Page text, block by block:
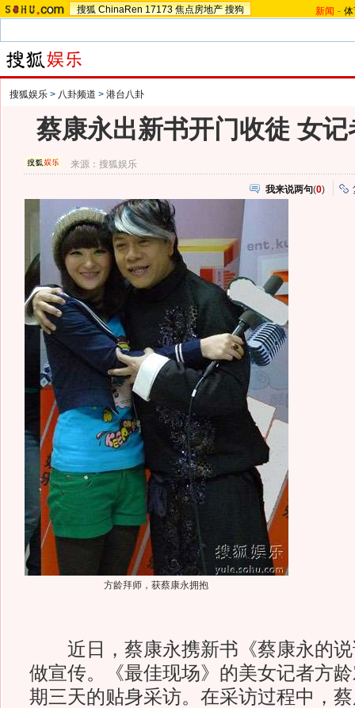
搜狐 ChinaRen 17173 焦点房地产 搜狗 新闻 -
搜狐娱乐 > 八卦频道 > 港台八卦
蔡康永出新书开门收徒 女
来源：搜狐娱乐
我来说两句(0)
方龄拜师，获蔡康永拥抱
近日，蔡康永携新书《蔡康永的说
做宣传。《最佳现场》的美女记者方
期三天的贴身采访。在采访过程中，